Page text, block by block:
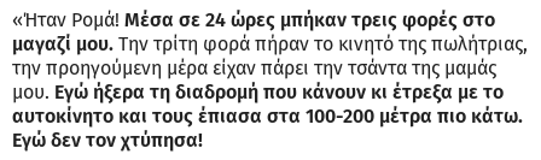
«Ήταν Ρομά! Μέσα σε 24 ώρες μπήκαν τρεις φορές στο
μαγαζί μου. Την τρίτη φορά πήραν το κινητό της πωλήτριας,
την προηγούμενη μέρα είχαν πάρει την τσάντα της μαμάς
μου. Εγώ ήξερα τη διαδρομή που κάνουν κι έτρεξα με το
αυτοκίνητο και τους έπιασα στα 100-200 μέτρα πιο κάτω.
Εγώ δεν τον χτύπησα!